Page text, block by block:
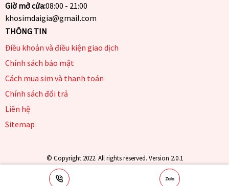
Giờ mở cửa:08:00 - 21:00
khosimdaigia@gmail.com
THÔNG TIN
Điều khoản và điều kiện giao dịch
Chính sách bảo mật
Cách mua sim và thanh toán
Chính sách đổi trả
Liên hệ
Sitemap
© Copyright 2022. All rights reserved. Version 2.0.1